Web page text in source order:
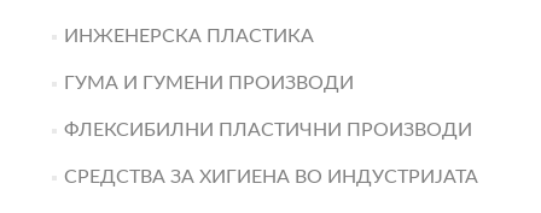
ИНЖЕНЕРСКА ПЛАСТИКА
ГУМА И ГУМЕНИ ПРОИЗВОДИ
ФЛЕКСИБИЛНИ ПЛАСТИЧНИ ПРОИЗВОДИ
СРЕДСТВА ЗА ХИГИЕНА ВО ИНДУСТРИЈАТА